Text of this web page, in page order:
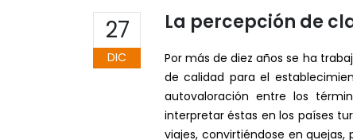
27
DIC
La percepción de
Por más de diez años se ha
de calidad para el
autovaloración entre los
interpretar éstas en los países
viajes, convirtiéndose en